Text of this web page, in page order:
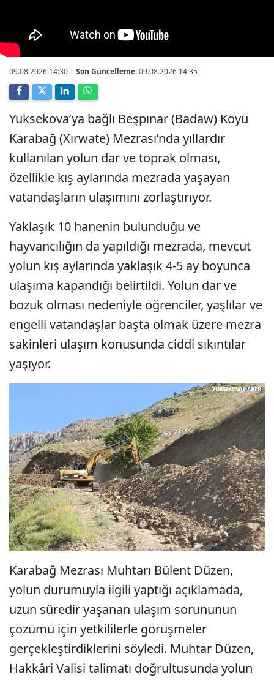
09.08.2026 14:30 | Son Güncelleme:09.08.2026 14:35
Yüksekova’ya bağlı Beşpınar (Badaw) Köyü
Karabağ (Xırwate) Mezrası’nda yıllardır
kullanılan yolun dar ve toprak olması,
özellikle kış aylarında mezrada yaşayan
vatandaşların ulaşımını zorlaştırıyor.
Yaklaşık 10 hanenin bulunduğu ve
hayvancılığın da yapıldığı mezrada, mevcut
yolun kış aylarında yaklaşık 4-5 ay boyunca
ulaşıma kapandığı belirtildi. Yolun dar ve
bozuk olması nedeniyle öğrenciler, yaşlılar ve
engelli vatandaşlar başta olmak üzere mezra
sakinleri ulaşım konusunda ciddi sıkıntılar
yaşıyor.
Karabağ Mezrası Muhtarı Bülent Düzen,
yolun durumuyla ilgili yaptığı açıklamada,
uzun süredir yaşanan ulaşım sorununun
çözümü için yetkililerle görüşmeler
gerçekleştirdiklerini söyledi. Muhtar Düzen,
Hakkâri Valisi talimatı doğrultusunda yolun